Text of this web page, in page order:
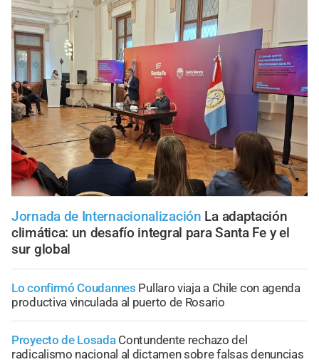
Jornada de Internacionalización La adaptación
climática: un desafío integral para Santa Fe y el
sur global
Lo confirmó Coudannes Pullaro viaja a Chile con agenda
productiva vinculada al puerto de Rosario
Proyecto de Losada Contundente rechazo del
radicalismo nacional al dictamen sobre falsas denuncias